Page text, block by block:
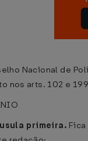
Nacional de
nos arts. 102 e
primeira.